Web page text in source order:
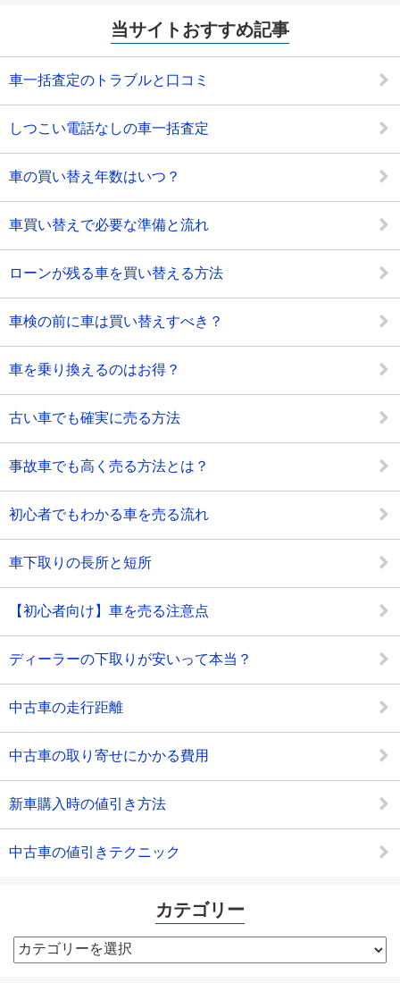
当サイトおすすめ記事
車一括査定のトラブルと口コミ
しつこい電話なしの車一括査定
車の買い替え年数はいつ？
車買い替えで必要な準備と流れ
ローンが残る車を買い替える方法
車検の前に車は買い替えすべき？
車を乗り換えるのはお得？
古い車でも確実に売る方法
事故車でも高く売る方法とは？
初心者でもわかる車を売る流れ
車下取りの長所と短所
【初心者向け】車を売る注意点
ディーラーの下取りが安いって本当？
中古車の走行距離
中古車の取り寄せにかかる費用
新車購入時の値引き方法
中古車の値引きテクニック
カテゴリー
カ
テ